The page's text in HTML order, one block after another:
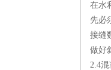
在水
先必
接缝
做好
2.4